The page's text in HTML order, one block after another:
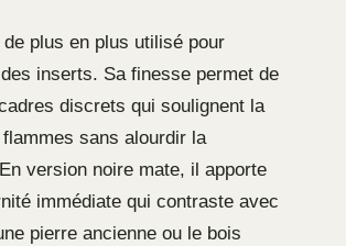
de plus en plus utilisé pour
des inserts. Sa finesse permet de
discrets qui soulignent la
sans alourdir la
version noire mate, il apporte
immédiate qui contraste avec
pierre ancienne ou le bois